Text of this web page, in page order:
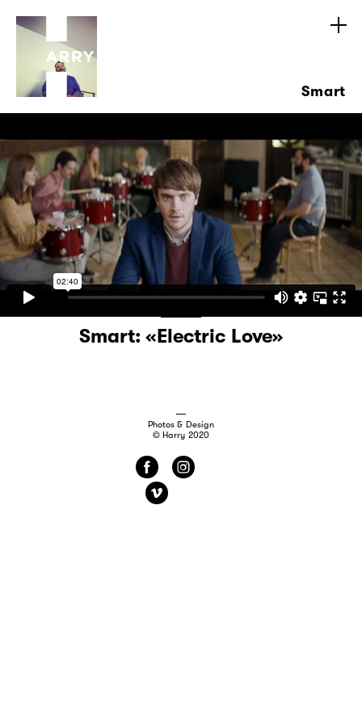
Smart
Smart: «Electric Love»
Photos & Design
© Harry 2020
f
i
v